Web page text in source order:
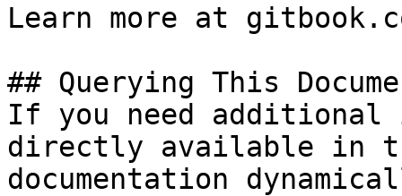
Learn more at
## Querying This
If you need
directly available in
documentation